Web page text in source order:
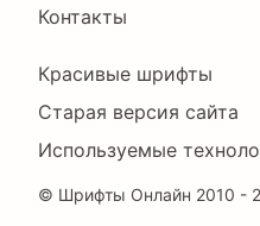
Контакты
Footer
Right
Красивые шрифты
Старая версия сайта
Используемые
© Шрифты Онлайн 2010 -